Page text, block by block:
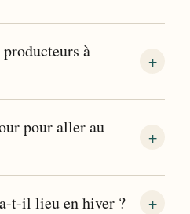
à
pour aller au
t-il lieu en hiver ?